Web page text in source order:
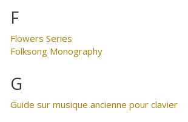
F
Flowers Series
Folksong Monography
G
Guide sur musique ancienne pour clavier